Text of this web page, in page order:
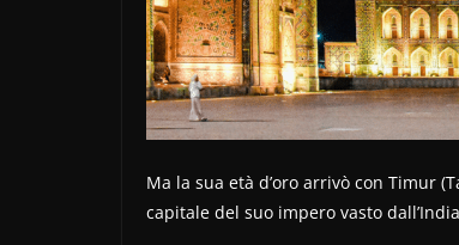
Ma la sua età d’oro arrivò con Timur
capitale del suo impero vasto